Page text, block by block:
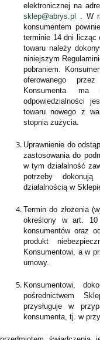
elektronicznej na
sklep@abrys.pl
. W
konsumentem
terminie 14 dni licząc
towaru należy
niniejszym
pobraniem.
oferowanego
Konsumenta ma
odpowiedzialności
towaru nowego z
stopnia zużycia.
Uprawnienie do
zastosowania do
w tym działalność
potrzeby
działalnością w
Termin do złożenia
określony w art.
konsumentów oraz
produkt
Konsumentowi, a w
umowy.
Konsumentowi,
pośrednictwem
przysługuje w
konsumenta, tj. w